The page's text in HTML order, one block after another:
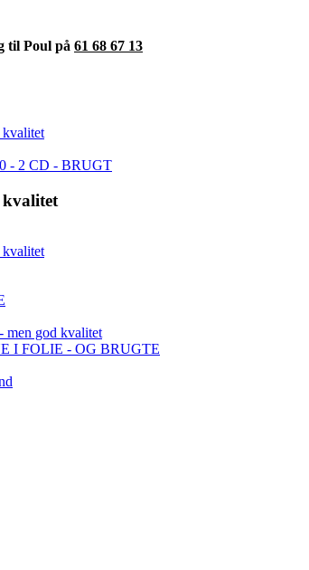
til Poul på 61 68 67 13
- 2 CD - BRUGT
kvalitet
god kvalitet
I FOLIE - OG BRUGTE